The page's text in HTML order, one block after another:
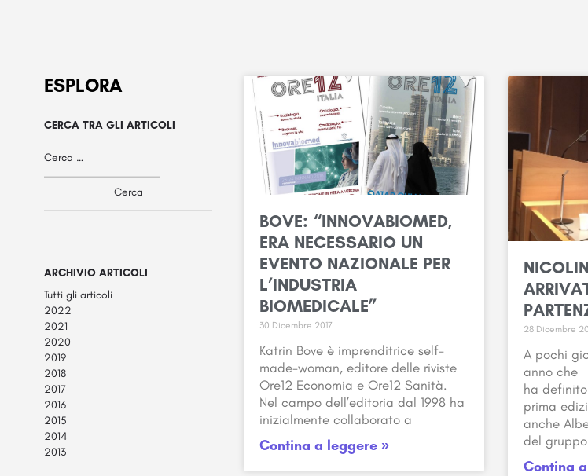
ESPLORA
CERCA TRA GLI ARTICOLI
ARCHIVIO ARTICOLI
Tutti gli articoli
2022
2021
2020
2019
2018
2017
2016
2015
2014
2013
BOVE: “INNOVABIOMED,
ERA NECESSARIO UN
EVENTO NAZIONALE PER
L’INDUSTRIA
BIOMEDICALE”
30 Dicembre 2017
Katrin Bove è imprenditrice self-
made-woman, editore delle riviste
Ore12 Economia e Ore12 Sanità.
Nel campo dell’editoria dal 1998 ha
inizialmente collaborato a
Contina a leggere »
28 Dicembre
A pochi
anno che
ha
prima
anche
del gruppo
Contina